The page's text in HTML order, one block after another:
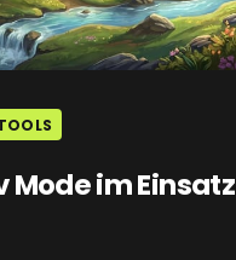
Mode im Einsatz